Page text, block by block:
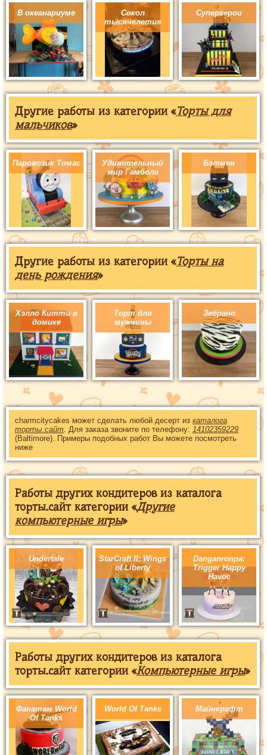
В океанариуме
Сокол
тысячелетия
Супергерои
Другие работы из категории «Торты для
мальчиков»
Паровозик Томас
Удивительный
мир Гамбола
Бэтмен
Другие работы из категории «Торты на
день рождения»
Хэлло Китти в
домике
Торт для
мужчины
Зебрано
charmcitycakes может сделать любой десерт из каталога
торты.сайт . Для заказа звоните по телефону: 14102359229
(Baltimore). Примеры подобных работ Вы можете посмотреть
ниже
Работы других кондитеров из каталога
торты.сайт категории «Другие
компьютерные игры»
Undertale
StarCraft II: Wings
of Liberty
Danganronpa:
Trigger Happy
Havoc
Работы других кондитеров из каталога
торты.сайт категории «Компьютерные игры»
Фанатам World
Of Tanks
World Of Tanks Майнкрафт